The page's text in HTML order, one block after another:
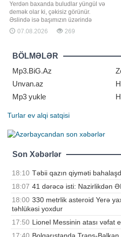
Yerdən baxanda buludlar yüngül və
demək olar ki, çəkisiz görünür.
Əslində isə başımızın üzərində
nəhəng su kütlələri hərəkət edir.
Orta ölçülü bir buludun çəkisi 500
buludlarında isə 25 milyon tona
qədər su ola bilər. Buludlar necə
yaranır?. xəbər verir ki, buludlar
okeanların
07.08.2026 269
BÖLMƏLƏR
Mp3.BiG.Az
Unvan.az
Mp3 yukle
Turlar ev alqi satqisi
Son Xəbərlər
18:10 Təbii qazın qiyməti
18:07 41 dərəcə isti: Nazirlikdən
18:00 330 metrlik asteroid Yerə
təhlükəsi yoxdur
17:50 Lionel Messinin atası vəfat
17:40 Bolqarıstanda Trans-